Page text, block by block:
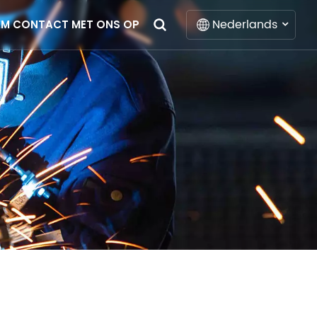
CONTACT MET ONS OP Nederlands
Español